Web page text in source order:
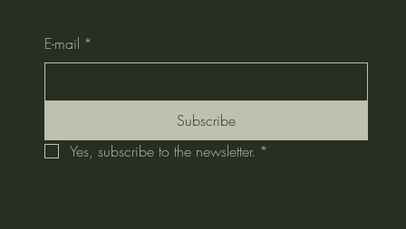
E-mail *
Subscribe
Yes, subscribe to the newsletter. *